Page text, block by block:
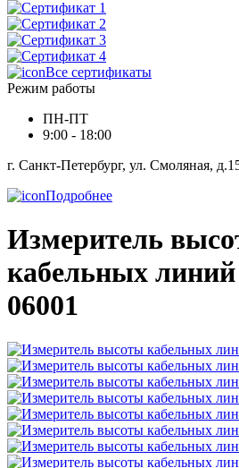
Все сертификаты
Режим работы
ПН-ПТ
9:00 - 18:00
г. Санкт-Петербург, ул. Смоляная,
Подробнее
Измеритель
кабельных
06001